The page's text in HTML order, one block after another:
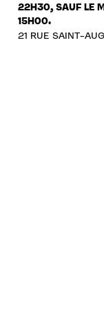
22H30, SAUF LE
15H00.
21 RUE SAINT-